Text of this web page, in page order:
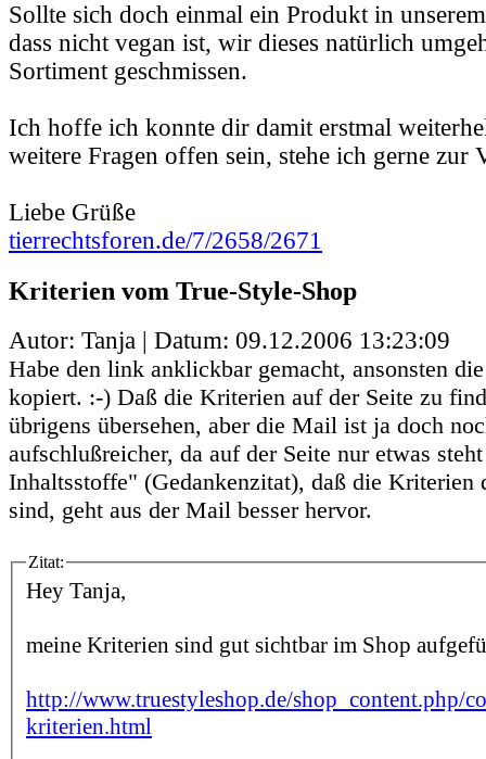
Sollte sich doch einmal ein Produkt in
dass nicht vegan ist, wir dieses natürlich
Sortiment geschmissen.
Ich hoffe ich konnte dir damit erstmal
weitere Fragen offen sein, stehe ich gerne zur
Liebe Grüße
tierrechtsforen.de/7/2658/2671
Kriterien vom True-Style-Shop
Autor: Tanja | Datum: 09.12.2006 13:23:09
Habe den link anklickbar gemacht, ansonsten
kopiert. :-) Daß die Kriterien auf der Seite zu
übrigens übersehen, aber die Mail ist ja doch
aufschlußreicher, da auf der Seite nur etwas
Inhaltsstoffe" (Gedankenzitat), daß die Kriterien
sind, geht aus der Mail besser hervor.
Zitat:
Hey Tanja,
meine Kriterien sind gut sichtbar im Shop
http://www.truestyleshop.de/shop_content.php/
kriterien.html